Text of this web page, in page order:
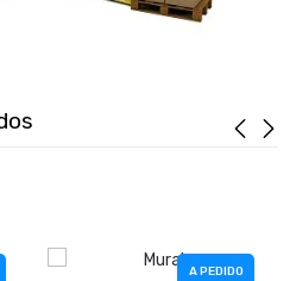
A PEDIDO